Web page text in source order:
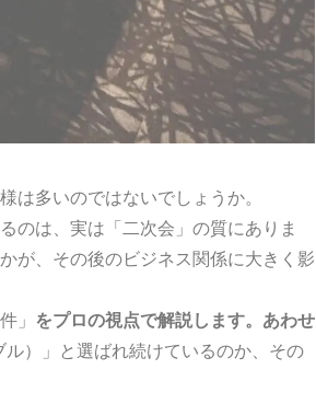
は多いのではないでしょうか。
のは、実は「二次会」の質にありま
が、その後のビジネス関係に大きく影
」 をプロの視点で解説します。あわせ
ル）」と選ばれ続けているのか、その